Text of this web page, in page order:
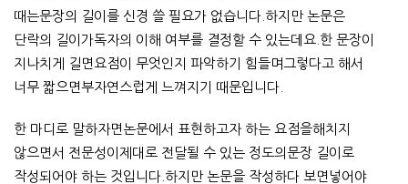
때는문장의 길이를 신경 쓸 필요가 없습니다.하지만 논문은
단락의 길이가독자의 이해 여부를 결정할 수 있는데요.한 문장이
지나치게 길면요점이 무엇인지 파악하기 힘들며그렇다고 해서
너무 짧으면부자연스럽게 느껴지기 때문입니다.
한 마디로 말하자면논문에서 표현하고자 하는 요점을해치지
않으면서 전문성이제대로 전달될 수 있는 정도의문장 길이로
작성되어야 하는 것입니다.하지만 논문을 작성하다 보면넣어야